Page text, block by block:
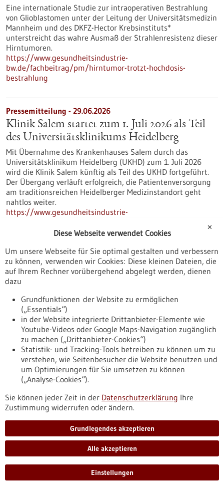
Eine internationale Studie zur intraoperativen Bestrahlung
von Glioblastomen unter der Leitung der Universitätsmedizin
Mannheim und des DKFZ-Hector Krebsinstituts*
unterstreicht das wahre Ausmaß der Strahlenresistenz dieser
Hirntumoren.
https://www.gesundheitsindustrie-
bw.de/fachbeitrag/pm/hirntumor-trotzt-hochdosis-
bestrahlung
Pressemitteilung - 29.06.2026
Klinik Salem startet zum 1. Juli 2026 als Teil
des Universitätsklinikums Heidelberg
Mit Übernahme des Krankenhauses Salem durch das
Universitätsklinikum Heidelberg (UKHD) zum 1. Juli 2026
wird die Klinik Salem künftig als Teil des UKHD fortgeführt.
Der Übergang verläuft erfolgreich, die Patientenversorgung
am traditionsreichen Heidelberger Medizinstandort geht
nahtlos weiter.
https://www.gesundheitsindustrie-
als-teil-des-universitaetsklinikums-heidelberg
Pressemitteilung - 29.06.2026
Dr. Felix Kommoss ist Rudolf-Virchow-
Für seine Forschung zur Entstehung seltener bösartiger
Tumoren beim erblichen DICER1-
Tumorprädispositionssyndrom ist Dr. Felix Kommoss mit dem
Rudolf-Virchow-Preis der Deutschen Gesellschaft für
Pathologie (DGP) ausgezeichnet worden. Dr. Kommoss forscht
an der Medizinischen Fakultät Heidelberg der Universität
Heidelberg und ist Oberarzt und Sektionsleiter für
Gynäkopathologie am Pathologischen Institut des
Universitätsklinikums Heidelberg.
https://www.gesundheitsindustrie-
bw.de/fachbeitrag/pm/dr-felix-kommod-ist-rudolf-virchow-
Pressemitteilung - 29.06.2026
15 Jahre Zentrum für Seltene Erkrankungen
✕
Diese Webseite verwendet Cookies
Um unsere Webseite für Sie optimal gestalten und verbessern
zu können, verwenden wir Cookies: Diese kleinen Dateien, die
auf Ihrem Rechner vorübergehend abgelegt werden, dienen
dazu
Grundfunktionen der Website zu ermöglichen
(„Essentials“)
in der Website integrierte Drittanbieter-Elemente wie
Youtube-Videos oder Google Maps-Navigation zugänglich
zu machen („Drittanbieter-Cookies“)
Statistik- und Tracking-Tools betreiben zu können um zu
verstehen, wie Seitenbesucher die Website benutzen und
um Optimierungen für Sie umsetzen zu können
(„Analyse-Cookies“).
Sie können jeder Zeit in der Datenschutzerklärung Ihre
Zustimmung widerrufen oder ändern.
Grundlegendes akzeptieren
Alle akzeptieren
Einstellungen